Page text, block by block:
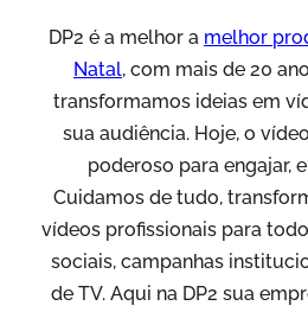
DP2 é a melhor a melhor
Natal, com mais de 20
transformamos ideias em
sua audiência. Hoje, o
poderoso para engajar,
Cuidamos de tudo,
vídeos profissionais para
sociais, campanhas
de TV. Aqui na DP2 sua